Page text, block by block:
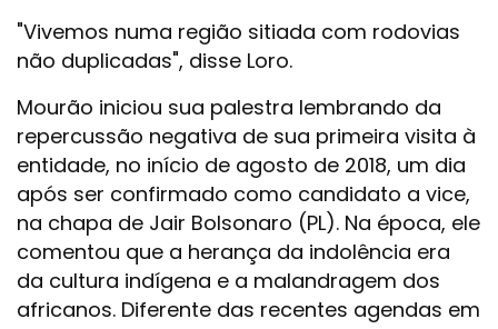
"Vivemos numa região sitiada com rodovias
não duplicadas", disse Loro.
Mourão iniciou sua palestra lembrando da
repercussão negativa de sua primeira visita à
entidade, no início de agosto de 2018, um dia
após ser confirmado como candidato a vice,
na chapa de Jair Bolsonaro (PL). Na época, ele
comentou que a herança da indolência era
da cultura indígena e a malandragem dos
africanos. Diferente das recentes agendas em